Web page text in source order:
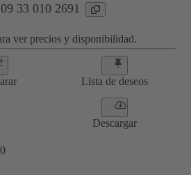
33 010 2691
ver precios y disponibilidad.
Lista de deseos
Descargar
0